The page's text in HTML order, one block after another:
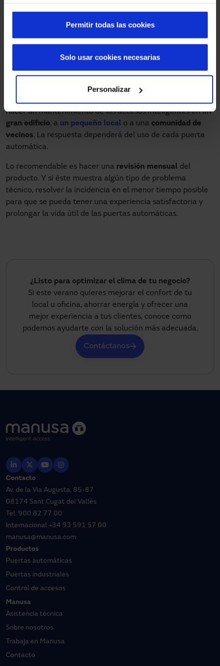
Permitir todas las cookies
Personalizar
Solo usar cookies necesarias
problemas.
hacer un mantenimiento de los accesos inteligentes en un
gran edificio, a un pequeño local o a una comunidad de
vecinos. La respuesta dependerá del uso de cada puerta
automática.
Lo recomendable es hacer una revisión mensual del
producto. Y si éste muestra algún tipo de problema
técnico, resolver la incidencia en el menor tiempo posible
para que se pueda tener una experiencia satisfactoria y
prolongar la vida útil de las puertas automáticas.
¿Listo para optimizar el clima de tu negocio?
Si este verano quieres mejorar el confort de tu
local u oficina, ahorrar energía y ofrecer una
mejor experiencia a tus clientes, conoce como
podemos ayudarte con la solución más adecuada.
Contáctanos
Contacto
Av. de la Via Augusta, 85-87
08174 Sant Cugat del Vallès
Tel. 900 82 77 00
Internacional +34 93 591 57 00
manusa@manusa.com
Productos
Puertas automáticas
Puertas industriales
Control de accesos
Manusa
Asistencia técnica
Sobre nosotros
Trabaja en Manusa
Contacto